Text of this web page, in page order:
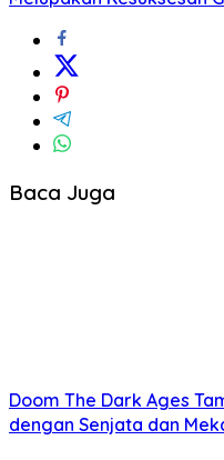
Baca Juga
Doom The Dark Ages
dengan Senjata dan